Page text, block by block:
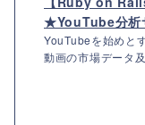
★YouTube分析
YouTubeを始めと
動画の市場データ